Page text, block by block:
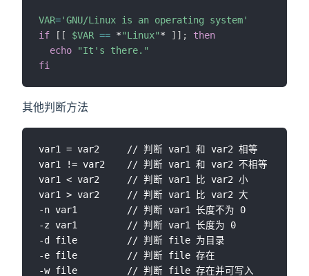
VAR='GNU/Linux is an operating system'
if
[ [ $VAR == *"Linux"* ] ] ;
then
echo
"It's there."
fi
其他判断方法
var1 = var2     // 判断 var1 和 var2 相等
var1 != var2    // 判断 var1 和 var2 不相等
var1 < var2     // 判断 var1 比 var2 小
var1 > var2     // 判断 var1 比 var2 大
-n var1         // 判断 var1 长度不为 0
-z var1         // 判断 var1 长度为 0
-d file         // 判断 file 为目录
-e file         // 判断 file 存在
-w file         // 判断 file 存在并可写入